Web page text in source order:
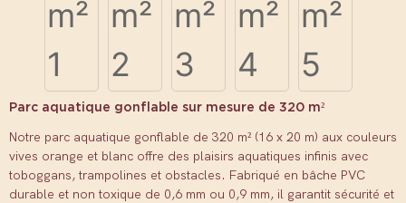
Parc aquatique gonflable sur mesure de 320 m²
Notre parc aquatique gonflable de 320 m² (16 x 20 m) aux couleurs
vives orange et blanc offre des plaisirs aquatiques infinis avec
toboggans, trampolines et obstacles. Fabriqué en bâche PVC
durable et non toxique de 0,6 mm ou 0,9 mm, il garantit sécurité et